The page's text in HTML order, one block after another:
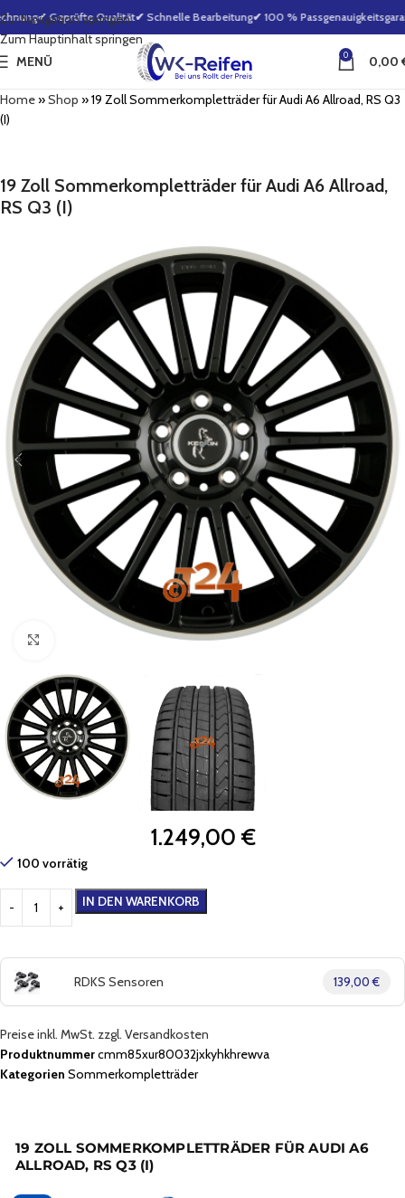
Zur Navigation springen
Zum Hauptinhalt springen
✔ Geprüfte Qualität✔ Schnelle Bearbeitung✔ 100 %
MENÜ 0 0,00
Home»Shop »19 Zoll Sommerkompletträder für Audi A6 Allroad, RS Q3
(I)
19 Zoll Sommerkompletträder für Audi A6 Allroad,
RS Q3 (I)
Zum Vergrößern klicken
1.249,00 €
100 vorrätig
IN DEN WARENKORB
RDKS Sensoren 139,00 €
Preise inkl. MwSt. zzgl. Versandkosten
Produktnummercmm85xur80032jxkyhkhrewva
Kategorien Sommerkompletträder
19 ZOLL SOMMERKOMPLETTRÄDER FÜR AUDI A6
ALLROAD, RS Q3 (I)